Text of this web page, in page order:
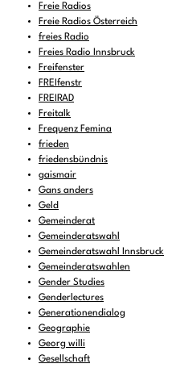
Freie Radios
Freie Radios Österreich
freies Radio
Freies Radio Innsbruck
Freifenster
FREIfenstr
FREIRAD
Freitalk
Frequenz Femina
frieden
friedensbündnis
gaismair
Gans anders
Geld
Gemeinderat
Gemeinderatswahl
Gemeinderatswahl Innsbruck
Gemeinderatswahlen
Gender Studies
Genderlectures
Generationendialog
Geographie
Georg willi
Gesellschaft